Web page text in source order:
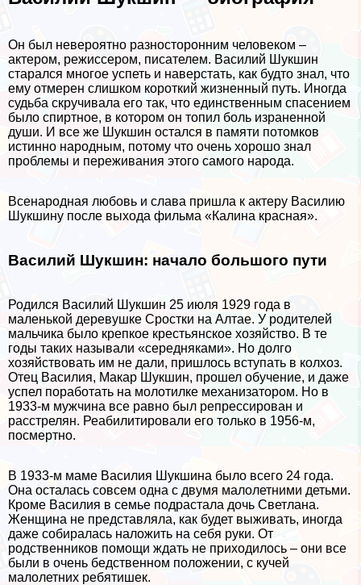
Он был невероятно разносторонним человеком –
актером, режиссером, писателем. Василий Шукшин
старался многое успеть и наверстать, как будто знал, что
ему отмерен слишком короткий жизненный путь. Иногда
судьба скручивала его так, что единственным спасением
было спиртное, в котором он топил боль израненной
души. И все же Шукшин остался в памяти потомков
истинно народным, потому что очень хорошо знал
проблемы и переживания этого самого народа.
Всенародная любовь и слава пришла к актеру Василию
Шукшину после выхода фильма «Калина красная».
Василий Шукшин: начало большого пути
Родился Василий Шукшин 25 июля 1929 года в
маленькой деревушке Сростки на Алтае. У родителей
мальчика было крепкое крестьянское хозяйство. В те
годы таких называли «середняками». Но долго
хозяйствовать им не дали, пришлось вступать в колхоз.
Отец Василия, Макар Шукшин, прошел обучение, и даже
успел поработать на молотилке механизатором. Но в
1933-м мужчина все равно был репрессирован и
расстрелян. Реабилитировали его только в 1956-м,
поcмepтно.
В 1933-м маме Василия Шукшина было всего 24 года.
Она осталась совсем одна с двумя малолетними детьми.
Кроме Василия в семье подрастала дочь Светлана.
Женщина не представляла, как будет выживать, иногда
даже собиралась наложить на себя руки. От
родственников помощи ждать не приходилось – они все
были в очень бедственном положении, с кучей
малолетних ребятишек.